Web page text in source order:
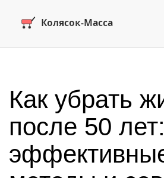
Как убрать
после 50 лет: